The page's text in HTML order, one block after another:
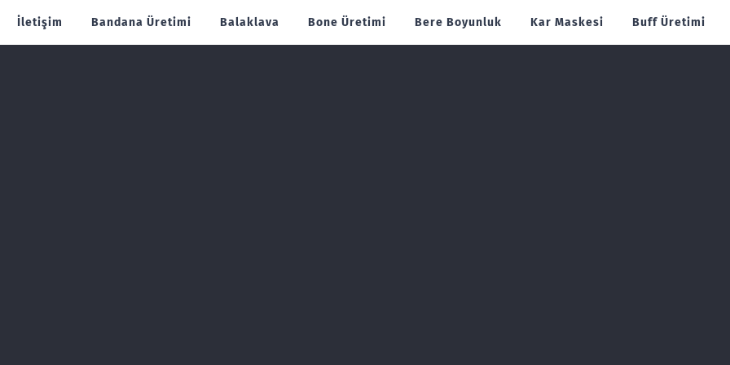
İletişim Bandana Üretimi Balaklava Bone Üretimi Bere Boyunluk Kar Maskesi Buff Üretimi